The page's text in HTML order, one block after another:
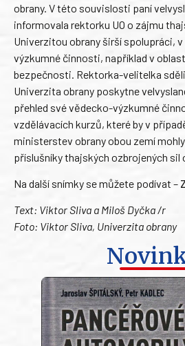
obrany. V této souvislosti paní
informovala rektorku UO o zájmu
Univerzitou obrany širší spolupráci,
výzkumné činnosti, například v
bezpečnosti. Rektorka-velitelka
Univerzita obrany poskytne
přehled své vědecko-výzkumné
vzdělávacích kurzů, které by v
ministerstev obrany obou zemí mohly
příslušníky thajských ozbrojených sil
Na další snímky se můžete podívat –
Text: Viktor Sliva a Miloš Dyčka /r
Foto: Viktor Sliva, Univerzita obrany